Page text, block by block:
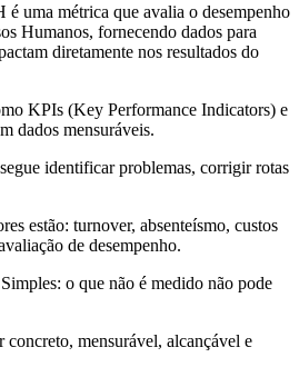
é uma métrica que avalia o desempenho
Humanos, fornecendo dados para
diretamente nos resultados do
KPIs (Key Performance Indicators) e
dados mensuráveis.
identificar problemas, corrigir rotas
estão: turnover, absenteísmo, custos
de desempenho.
Simples: o que não é medido não pode
mensurável, alcançável e